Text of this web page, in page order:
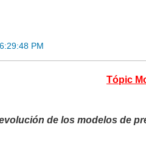
PM
Tópic
de los modelos de